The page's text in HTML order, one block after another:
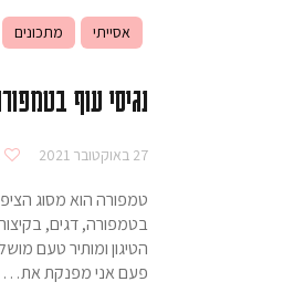
אסייתי מתכונים
נגיסי עוף
27 באוקטובר 2021
טמפורה הוא מסוג
בטמפורה, דגים,
הטיגון ומותיר טעם
פעם אני מפנקת את…